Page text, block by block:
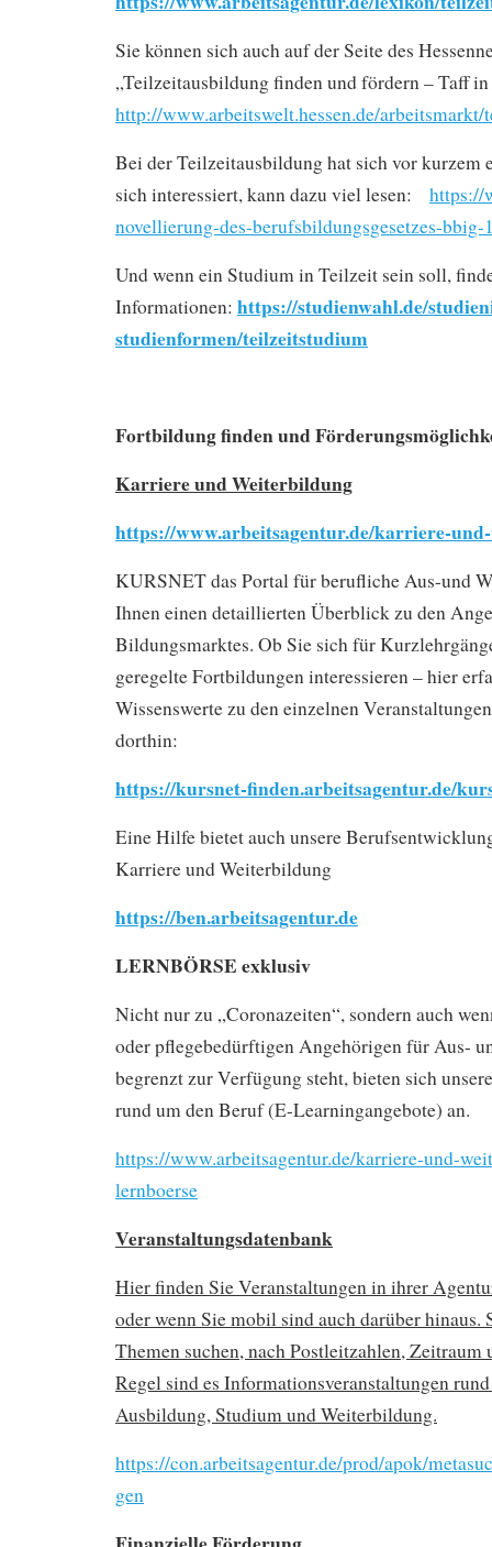
Sie können sich auch auf der Seite des
„Teilzeitausbildung finden und fördern – Taff
http://www.arbeitswelt.hessen.de/
Bei der Teilzeitausbildung hat sich vor kurzem
sich interessiert, kann dazu viel lesen: https://
novellierung-des-berufsbildungsgesetzes-
Und wenn ein Studium in Teilzeit sein soll,
Informationen: https://studienwahl.de/
studienformen/teilzeitstudium
Fortbildung finden und
Karriere und Weiterbildung
https://www.arbeitsagentur.de/karriere-
KURSNET das Portal für berufliche Aus-und
Ihnen einen detaillierten Überblick zu den
Bildungsmarktes. Ob Sie sich für
geregelte Fortbildungen interessieren – hier
Wissenswerte zu den einzelnen
dorthin:
https://kursnet-finden.arbeitsagentur.de/
Eine Hilfe bietet auch unsere
Karriere und Weiterbildung
https://ben.arbeitsagentur.de
LERNBÖRSE exklusiv
Nicht nur zu „Coronazeiten“, sondern auch
oder pflegebedürftigen Angehörigen für Aus-
begrenzt zur Verfügung steht, bieten sich
rund um den Beruf (E-Learningangebote) an.
https://www.arbeitsagentur.de/karriere-und-
lernboerse
Veranstaltungsdatenbank
Hier finden Sie Veranstaltungen in ihrer
oder wenn Sie mobil sind auch darüber hinaus.
Themen suchen, nach Postleitzahlen, Zeitraum
Regel sind es Informationsveranstaltungen
Ausbildung, Studium und Weiterbildung.
https://con.arbeitsagentur.de/prod/apok/
gen